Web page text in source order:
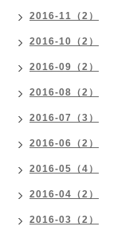
2016-11（2）
2016-10（2）
2016-09（2）
2016-08（2）
2016-07（3）
2016-06（2）
2016-05（4）
2016-04（2）
2016-03（2）